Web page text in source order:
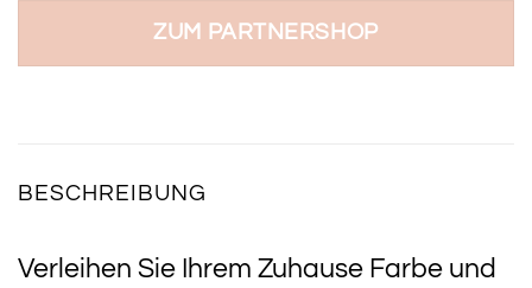
ZUM PARTNERSHOP
BESCHREIBUNG
Verleihen Sie Ihrem Zuhause Farbe und